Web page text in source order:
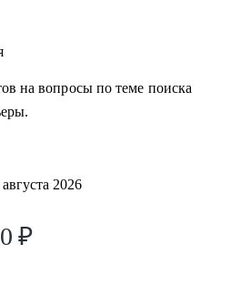
на вопросы по теме поиска
августа 2026
₽